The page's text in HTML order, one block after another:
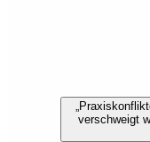
verschweigt